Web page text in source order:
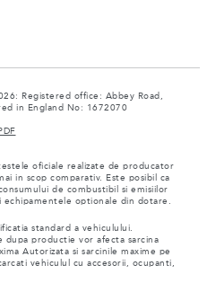
Registered office: Abbey Road,
in England No: 1672070
oficiale realizate de producator
in scop comparativ. Este posibil ca
de combustibil si emisiilor
optionale din dotare.
standard a vehiculului.
productie vor afecta sarcina
Autorizata si sarcinile maxime pe
vehiculul cu accesorii, ocupanti,